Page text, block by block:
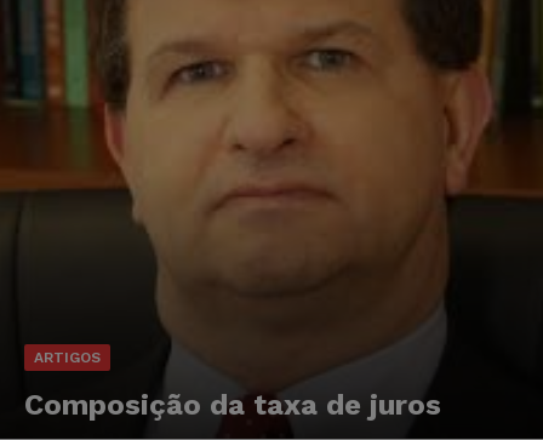
ARTIGOS
Composição da taxa de juros